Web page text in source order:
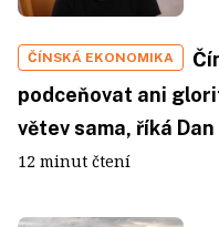
ČÍNSKÁ EKONOMIKA
podceňovat ani
větev sama, říká
12 minut čtení